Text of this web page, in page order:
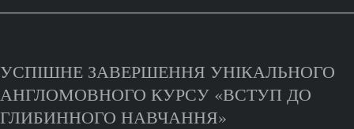
УСПІШНЕ ЗАВЕРШЕННЯ УНІКАЛЬНОГО
АНГЛОМОВНОГО КУРСУ «ВСТУП ДО
ГЛИБИННОГО НАВЧАННЯ»